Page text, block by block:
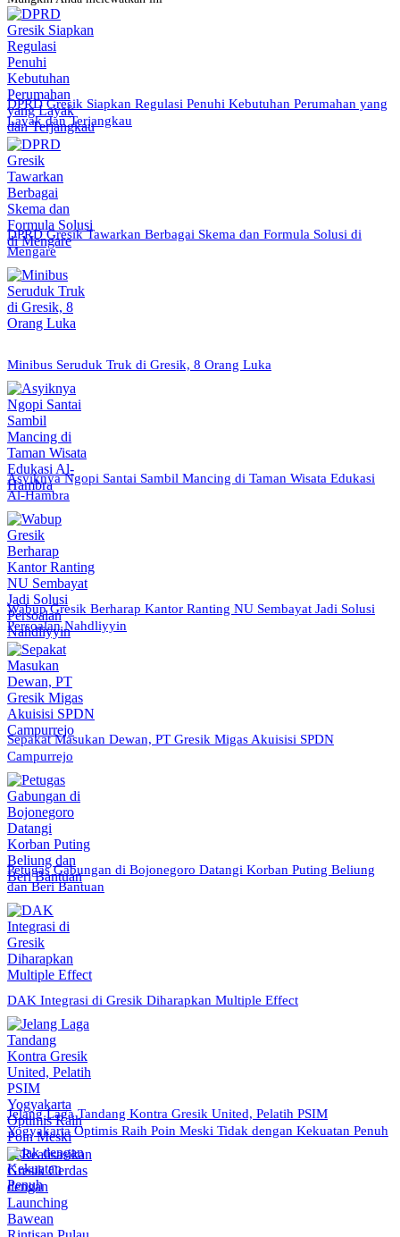
DPRD Gresik Siapkan Regulasi Penuhi Kebutuhan Perumahan yang
Layak dan Terjangkau
DPRD Gresik Tawarkan Berbagai Skema dan Formula Solusi di
Mengare
Minibus Seruduk Truk di Gresik, 8 Orang Luka
Asyiknya Ngopi Santai Sambil Mancing di Taman Wisata Edukasi
Al-Hambra
Wabup Gresik Berharap Kantor Ranting NU Sembayat Jadi Solusi
Persoalan Nahdliyyin
Sepakat Masukan Dewan, PT Gresik Migas Akuisisi SPDN
Campurrejo
Petugas Gabungan di Bojonegoro Datangi Korban Puting Beliung
dan Beri Bantuan
DAK Integrasi di Gresik Diharapkan Multiple Effect
Jelang Laga Tandang Kontra Gresik United, Pelatih PSIM
Yogyakarta Optimis Raih Poin Meski Tidak dengan Kekuatan Penuh